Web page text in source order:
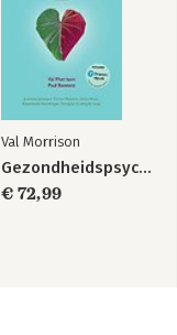
Val Morrison
Gezondheidspsychologie
€ 72,99